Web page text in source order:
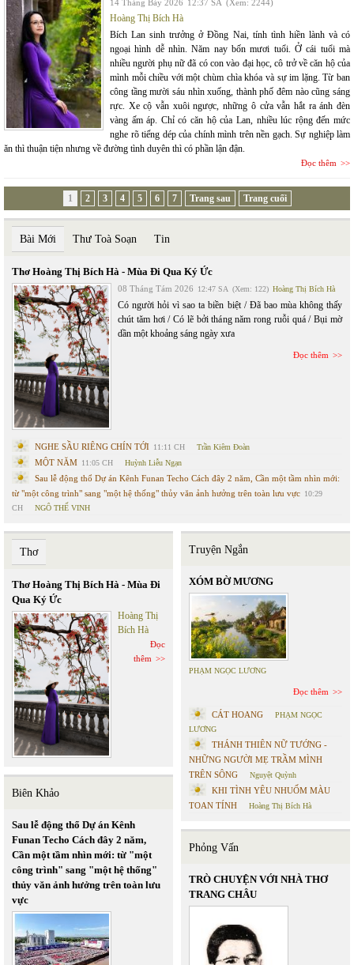
14 Tháng Bảy 2026 12:37 SA (Xem: 2244)
Hoàng Thị Bích Hà
Bích Lan sinh trưởng ở Đồng Nai, tính tình hiền lành và có
ngoại hình dễ nhìn. Năm nay bốn mươi tuổi. Ở cái tuổi mà
nhiều người phụ nữ đã có con vào đại học, cô trở về căn hộ của
mình mỗi chiều với một chùm chìa khóa và sự im lặng. Từ ban
công tầng mười sáu nhìn xuống, thành phố đêm nào cũng sáng
rực. Xe cộ vẫn xuôi ngược, những ô cửa vẫn hắt ra ánh đèn
vàng ấm áp. Chỉ có căn hộ của Lan, nhiều lúc rộng đến mức
nghe rõ tiếng dép của chính mình trên nền gạch. Sự nghiệp làm
ăn thì thuận tiện nhưng về đường tình duyên thì có phần lận đận.
Đọc thêm
1 2 3 4 5 6 7 Trang sau Trang cuối
Bài Mới Thư Toà Soạn Tin
Thơ Hoàng Thị Bích Hà - Mùa Đi Qua Ký Ức
08 Tháng Tám 2026 12:47 SA (Xem: 122) Hoàng Thị Bích Hà
Có người hỏi vì sao ta biền biệt / Đã bao mùa không thấy
chút tăm hơi / Có lẽ bởi tháng năm rong ruỗi quá / Bụi mờ
dần một khoảng sáng ngày xưa
Đọc thêm
NGHE SẦU RIÊNG CHÍN TỚI 11:11 CH Trần Kiêm Đoàn
MỘT NĂM 11:05 CH Huỳnh Liễu Ngạn
Sau lễ động thổ Dự án Kênh Funan Techo Cách đây 2 năm, Cần một tầm nhìn mới:
từ "một công trình" sang "một hệ thống" thủy văn ảnh hưởng trên toàn lưu vực 10:29
CH
NGÔ THẾ VINH
Thơ
Thơ Hoàng Thị Bích Hà - Mùa Đi
Qua Ký Ức
Hoàng Thị
Bích Hà
Đọc
thêm
Biên Khảo
Sau lễ động thổ Dự án Kênh
Funan Techo Cách đây 2 năm,
Cần một tầm nhìn mới: từ "một
công trình" sang "một hệ thống"
thủy văn ảnh hưởng trên toàn lưu
vực
Truyện Ngắn
XÓM BỜ MƯƠNG
PHẠM NGỌC LƯƠNG
Đọc thêm
CÁT HOANG
PHẠM NGỌC
LƯƠNG
THÁNH THIÊN NỮ TƯỚNG -
NHỮNG NGƯỜI MẸ TRẦM MÌNH
TRÊN SÔNG
Nguyệt Quỳnh
KHI TÌNH YÊU NHUỐM MÀU
TOAN TÍNH
Hoàng Thị Bích Hà
Phỏng Vấn
TRÒ CHUYỆN VỚI NHÀ THƠ
TRANG CHÂU